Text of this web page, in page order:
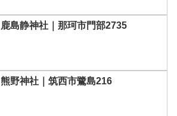
鹿島静神社｜那珂市門部2735
熊野神社｜筑西市鷺島216